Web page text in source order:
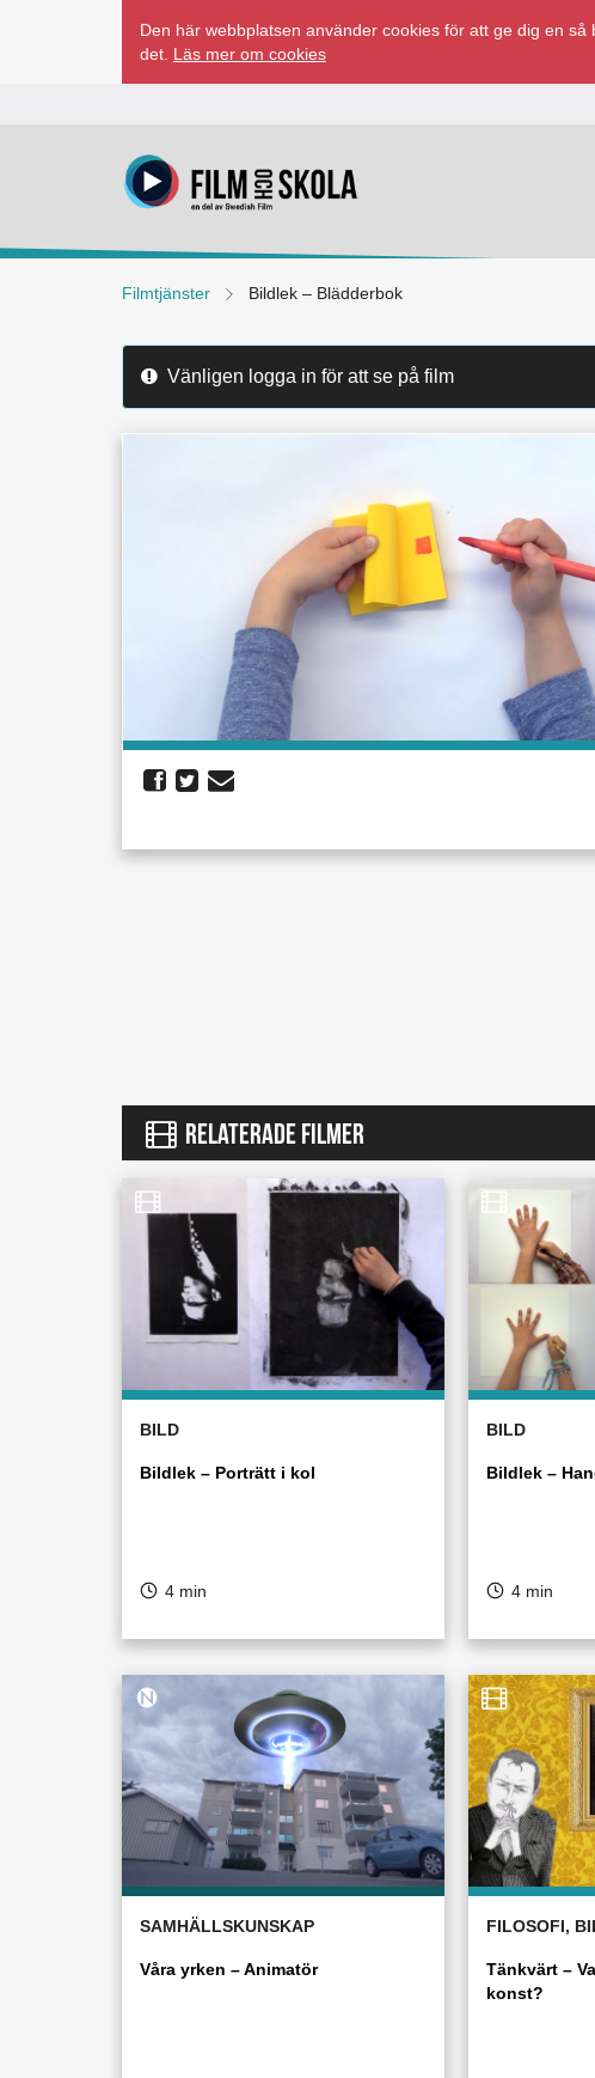
Den här webbplatsen använder cookies för att ge dig en
det. Läs mer om cookies
Filmtjänster Bildlek – Blädderbok
Vänligen logga in för att se på film
RELATERADE FILMER
BILD
Bildlek – Porträtt i kol
4 min
BILD
Bildlek –
4 min
SAMHÄLLSKUNSKAP
Våra yrken – Animatör
FILOSOFI,
Tänkvärt –
konst?